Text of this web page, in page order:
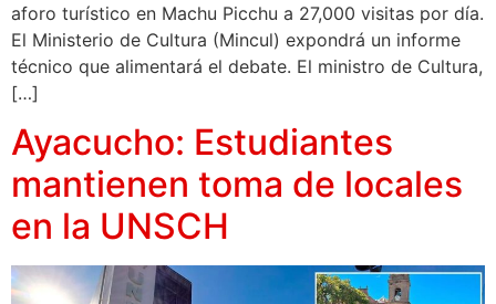
aforo turístico en Machu Picchu a 27,000 visitas por día.
El Ministerio de Cultura (Mincul) expondrá un informe
técnico que alimentará el debate. El ministro de Cultura,
[…]
Ayacucho: Estudiantes
mantienen toma de locales
en la UNSCH